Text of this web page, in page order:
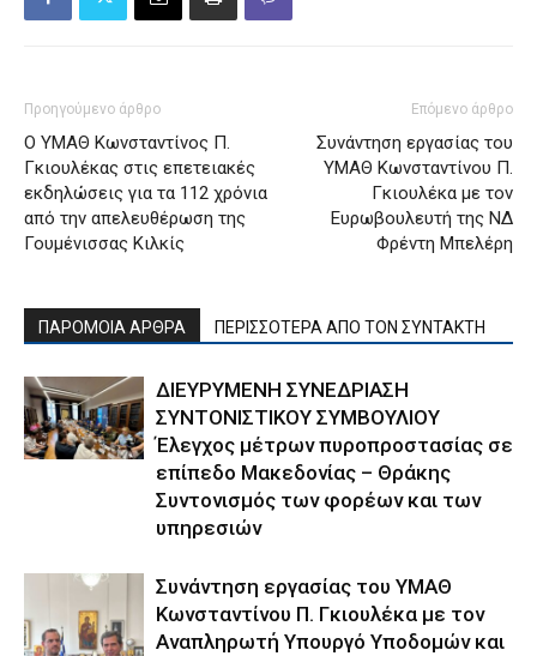
Προηγούμενο άρθρο
Ο ΥΜΑΘ Κωνσταντίνος Π.
Γκιουλέκας στις επετειακές
εκδηλώσεις για τα 112 χρόνια
από την απελευθέρωση της
Γουμένισσας Κιλκίς
Επόμενο άρθρο
Συνάντηση εργασίας του
ΥΜΑΘ Κωνσταντίνου Π.
Γκιουλέκα με τον
Ευρωβουλευτή της ΝΔ
Φρέντη Μπελέρη
ΠΑΡΟΜΟΙΑ ΑΡΘΡΑ ΠΕΡΙΣΣΟΤΕΡΑ ΑΠΟ ΤΟΝ ΣΥΝΤΑΚΤΗ
ΔΙΕΥΡΥΜΕΝΗ ΣΥΝΕΔΡΙΑΣΗ
ΣΥΝΤΟΝΙΣΤΙΚΟΥ ΣΥΜΒΟΥΛΙΟΥ
Έλεγχος μέτρων πυροπροστασίας σε
επίπεδο Μακεδονίας – Θράκης
Συντονισμός των φορέων και των
υπηρεσιών
Συνάντηση εργασίας του ΥΜΑΘ
Κωνσταντίνου Π. Γκιουλέκα με τον
Αναπληρωτή Υπουργό Υποδομών και